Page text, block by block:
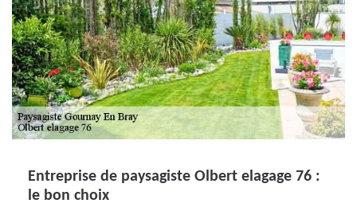
Entreprise de paysagiste Olbert elagage 76 :
le bon choix